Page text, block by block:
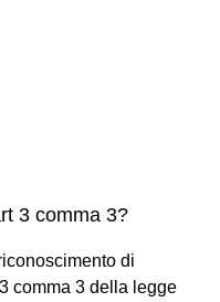
3 comma 3?
di
comma 3 della legge